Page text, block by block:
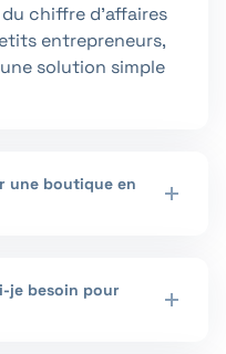
chiffre d’affaires
entrepreneurs,
solution simple
une boutique en
je besoin pour